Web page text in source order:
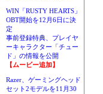
WIN「RUSTY HEARTS」
OBT開始を12月6日に決
定
事前登録特典、プレイヤ
ーキャラクター「チュー
ド」の情報を公開
【ムービー追加】
Razer、ゲーミングヘッド
セット2モデルを11月30